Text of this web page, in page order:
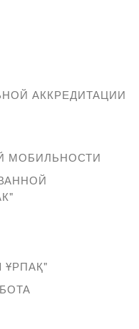
АККРЕДИТАЦИИ
МОБИЛЬНОСТИ